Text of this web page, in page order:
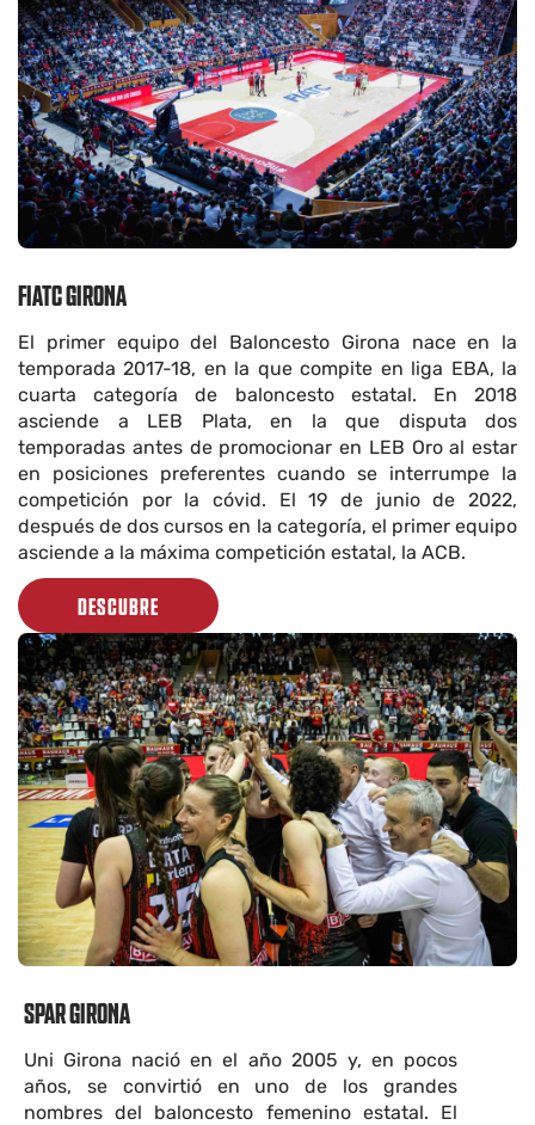
FIATC GIRONA
El primer equipo del Baloncesto Girona nace en la
temporada 2017-18, en la que compite en liga EBA, la
cuarta categoría de baloncesto estatal. En 2018
asciende a LEB Plata, en la que disputa dos
temporadas antes de promocionar en LEB Oro al estar
en posiciones preferentes cuando se interrumpe la
competición por la cóvid. El 19 de junio de 2022,
después de dos cursos en la categoría, el primer equipo
asciende a la máxima competición estatal, la ACB.
DESCUBRE
SPAR GIRONA
Uni Girona nació en el año 2005 y, en pocos
años, se convirtió en uno de los grandes
nombres del baloncesto femenino estatal. El